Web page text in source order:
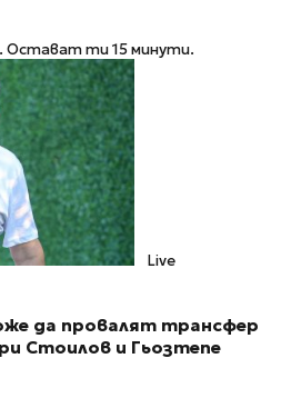
Остават ти 15 минути.
Live
да провалят трансфер
Стоилов и Гьозтепе